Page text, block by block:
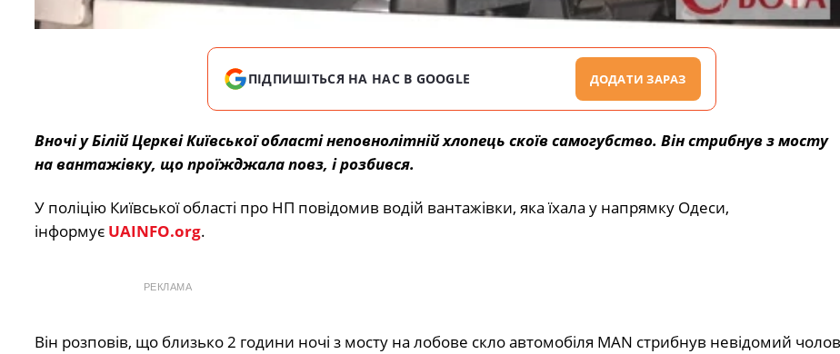
ПІДПИШІТЬСЯ НА НАС В GOOGLE ДОДАТИ ЗАРАЗ
Вночі у Білій Церкві Київської області неповнолітній хлопець скоїв самогубство. Він стрибнув з мосту
на вантажівку, що проїжджала повз, і розбився.
У поліцію Київської області про НП повідомив водій вантажівки, яка їхала у напрямку Одеси,
інформує UAINFO.org.
РЕКЛАМА
Він розповів, що близько 2 години ночі з мосту на лобове скло автомобіля MAN стрибнув невідомий